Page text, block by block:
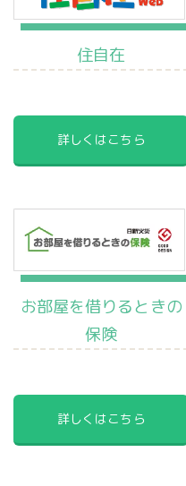
住自在
詳しくはこちら
お部屋を借りるときの
保険
詳しくはこちら